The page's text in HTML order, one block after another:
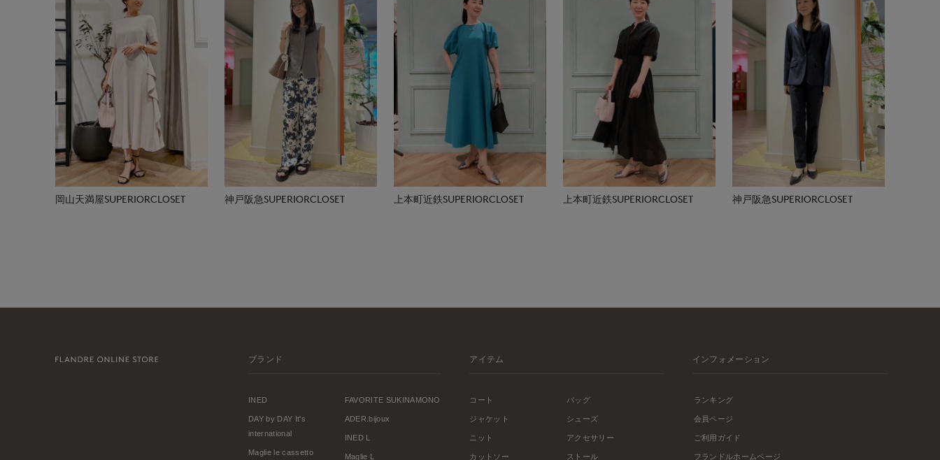
岡山天満屋SUPERIORCLOSET 神戸阪急SUPERIORCLOSET 上本町近鉄SUPERIORCLOSET 上本町近鉄SUPERIORCLOSET 神戸阪急SUPERIORCLOSET
ブランド
INED
DAY by DAY It's
international
Maglie le cassetto
FAVORITE SUKINAMONO
ADER.bijoux
INED L
Maglie L
アイテム
コート
ジャケット
ニット
カットソー
バッグ
シューズ
アクセサリー
ストール
インフォメーション
ランキング
会員ページ
ご利用ガイド
フランドルホームページ